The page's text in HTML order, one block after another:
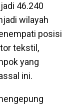
46.240
wilayah
posisi
tekstil,
yang
ini.